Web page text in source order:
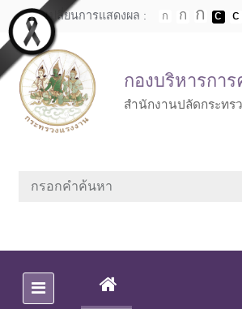
Skip to main content
เปลี่ยนการแสดงผล :
กองบริหารการ
สำนักงานปลัดกระทร
(CURRENT)